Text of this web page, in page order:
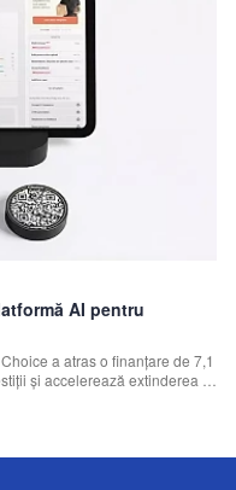
AI pentru
a atras o finanțare de 7,1
și accelerează extinderea în